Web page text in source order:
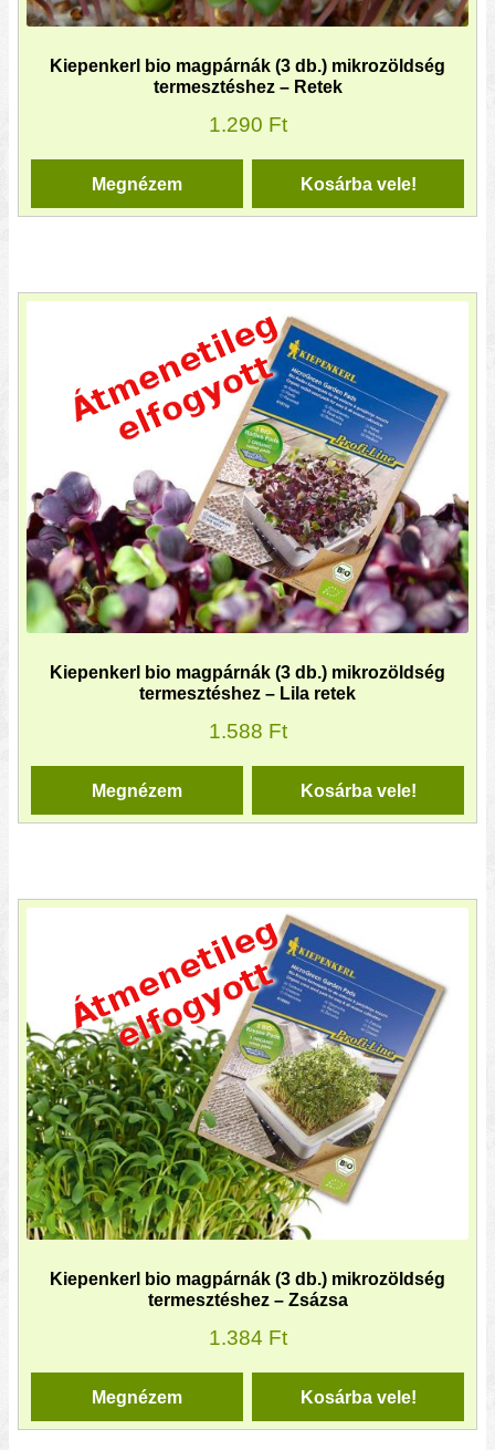
Kiepenkerl bio magpárnák (3 db.) mikrozöldség
termesztéshez – Retek
1.290 Ft
Kosárba vele!
Megnézem
Kiepenkerl bio magpárnák (3 db.) mikrozöldség
termesztéshez – Lila retek
1.588 Ft
Kosárba vele!
Megnézem
Kiepenkerl bio magpárnák (3 db.) mikrozöldség
termesztéshez – Zsázsa
1.384 Ft
Kosárba vele!
Megnézem